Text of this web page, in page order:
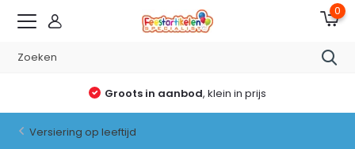
0
, klein in prijs
Versiering op leeftijd